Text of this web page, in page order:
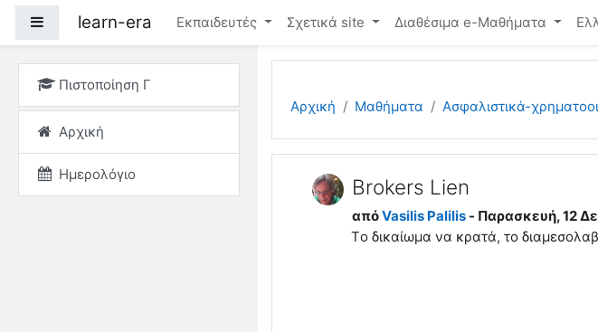
Πλευρικός πίνακας
learn-era Εκπαιδευτές Σχετικά site Διαθέσιμα e-Μαθήματα
Πιστοποίηση Γ
Αρχική
Ημερολόγιο
Αρχική Μαθήματα Ασφαλιστικά-
Brokers Lien
απόVasilis Palilis- Παρασκευή, 12
Tο δικαίωμα να κρατά, το